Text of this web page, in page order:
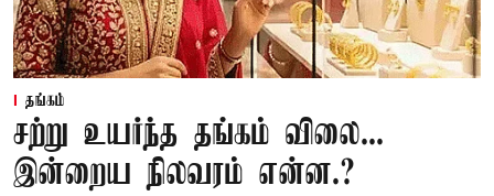
தங்கம்
சற்று உயர்ந்த தங்கம் விலை...
இன்றைய நிலவரம் என்ன.?